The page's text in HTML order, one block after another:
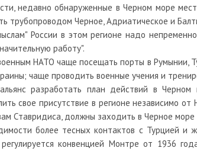
недавно обнаруженные в Черном море
трубопроводом Черное, Адриатическое и
России в этом регионе надо
работу".
НАТО чаще посещать порты в Румынии,
чаще проводить военные учения и
разработать план действий в
свое присутствие в регионе независимо
Ставридиса, должны заходить в Черное
более тесных контактов с Турцией и
конвенцией Монтре от 1936